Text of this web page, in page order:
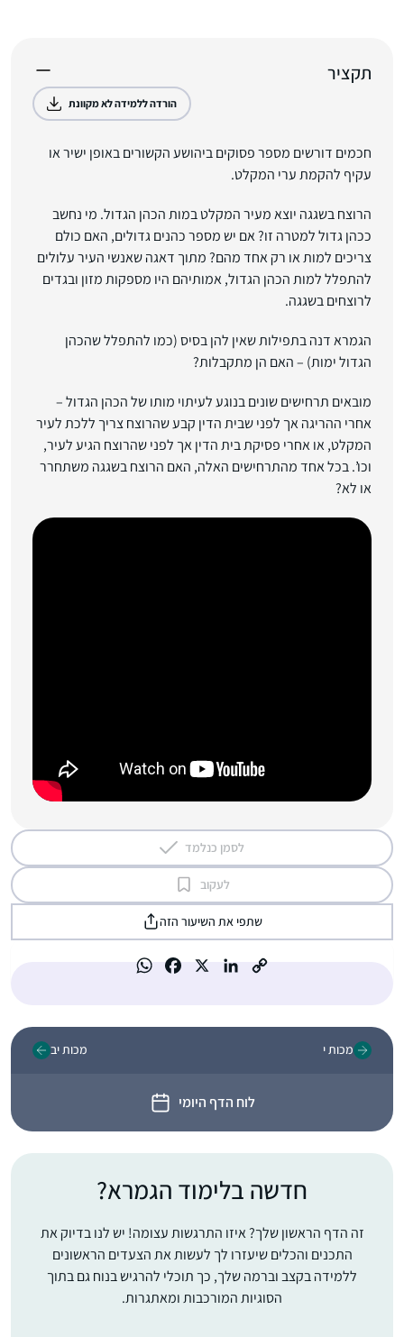
תקציר
הורדה ללמידה לא מקוונת
חכמים דורשים מספר פסוקים ביהושע הקשורים באופן ישיר או
עקיף להקמת ערי המקלט.
הרוצח בשגגה יוצא מעיר המקלט במות הכהן הגדול. מי נחשב
ככהן גדול למטרה זו? אם יש מספר כהנים גדולים, האם כולם
צריכים למות או רק אחד מהם? מתוך דאגה שאנשי העיר עלולים
להתפלל למות הכהן הגדול, אמותיהם היו מספקות מזון ובגדים
לרוצחים בשגגה.
הגמרא דנה בתפילות שאין להן בסיס (כמו להתפלל שהכהן
הגדול ימות) – האם הן מתקבלות?
מובאים תרחישים שונים בנוגע לעיתוי מותו של הכהן הגדול –
אחרי ההריגה אך לפני שבית הדין קבע שהרוצח צריך ללכת לעיר
המקלט, או אחרי פסיקת בית הדין אך לפני שהרוצח הגיע לעיר,
וכו’. בכל אחד מהתרחישים האלה, האם הרוצח בשגגה משתחרר
או לא?
לסמן כנלמד
לעקוב
שתפי את השיעור הזה
מכות י
לוח הדף היומי
מכות יב
חדשה בלימוד הגמרא?
זה הדף הראשון שלך? איזו התרגשות עצומה! יש לנו בדיוק את
התכנים והכלים שיעזרו לך לעשות את הצעדים הראשונים
ללמידה בקצב וברמה שלך, כך תוכלי להרגיש בנוח גם בתוך
הסוגיות המורכבות ומאתגרות.